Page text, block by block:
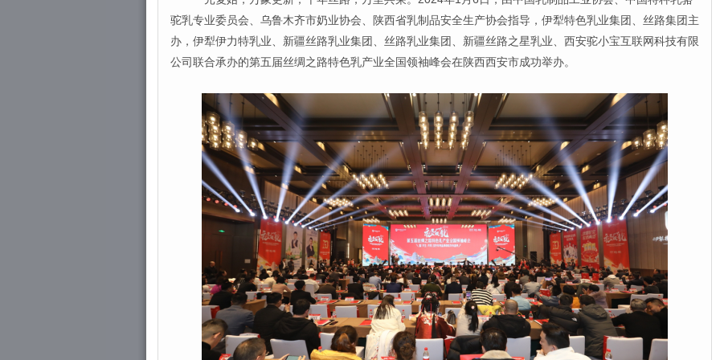
驼乳专业委员会、乌鲁木齐市奶业协会、陕西省乳制品安全生产协会指导，伊犁特色乳业集团、丝路集团主
办，伊犁伊力特乳业、新疆丝路乳业集团、丝路乳业集团、新疆丝路之星乳业、西安驼小宝互联网科技有限
公司联合承办的第五届丝绸之路特色乳产业全国领袖峰会在陕西西安市成功举办。